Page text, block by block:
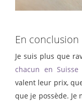
En conclusion
Je suis plus que
chacun en Suisse
valent leur prix,
que je possède. Je